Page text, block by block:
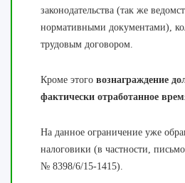
законодательства (так же
нормативными документами),
трудовым договором.
Кроме этого вознаграждение
фактически отработанное
На данное ограничение уже
налоговики (в частности,
№ 8398/6/15-1415).